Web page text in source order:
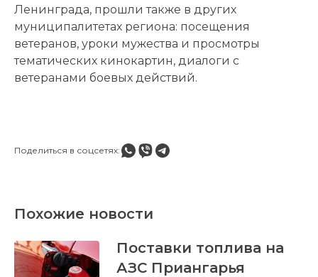
Ленинграда, прошли также в других
муниципалитетах региона: посещения
ветеранов, уроки мужества и просмотры
тематических кинокартин, диалоги с
ветеранами боевых действий.
Поделиться в соцсетях:
Похожие новости
Поставки топлива на
АЗС Приангарья